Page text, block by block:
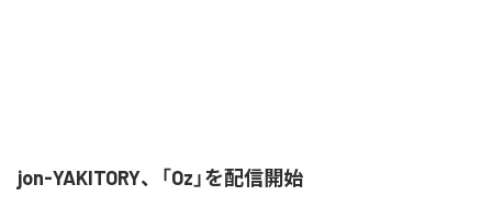
jon-YAKITORY、「Oz」を配信開始